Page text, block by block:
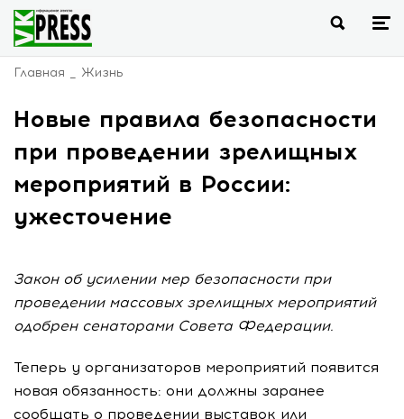
Главная Жизнь
Новые правила безопасности
при проведении зрелищных
мероприятий в России:
ужесточение
Закон об усилении мер безопасности при
проведении массовых зрелищных мероприятий
одобрен сенаторами Совета Федерации.
Теперь у организаторов мероприятий появится
новая обязанность: они должны заранее
сообщать о проведении выставок или